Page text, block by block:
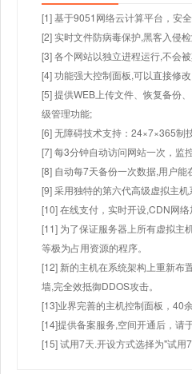
[1] 基于9051网络云计算平台，安
[2] 实时文件防病毒保护,黑客入侵
[3] 各个网站以独立进程运行,不会
[4] 功能强大控制面板,可以直接修
[5] 提供WEB上传文件、恢复备份
级管理功能;
[6] 无障碍技术支持：24×7×365制
[7] 每3分钟自动访问网站一次，监
[8] 自动每7天备份一次数据,用户能
[9] 采用独特的第六代高级虚拟主
[10] 在线支付，实时开设,CDN网
[11] 为了保证服务器上所有虚拟主
等极为占用资源的程序。
[12] 新的主机在系统架构上重新布
墙,完全效抵御DDOS攻击。
[13]业界完善的主机控制面板，40
[14]提供备案服务,空间开通后，请
[15] 试用7天.开设方式选择为"试用7